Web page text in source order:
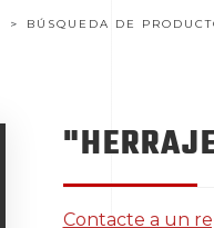
BÚSQUEDA DE
Contacte a un